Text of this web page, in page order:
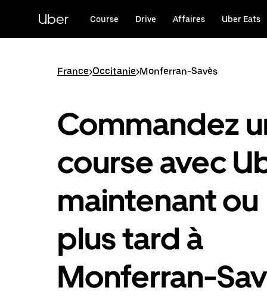
principal
Uber Course Drive Affaires Uber Eats
France>Occitanie>Monferran-Savès
Commandez
course avec
maintenant ou
plus tard à
Monferran-